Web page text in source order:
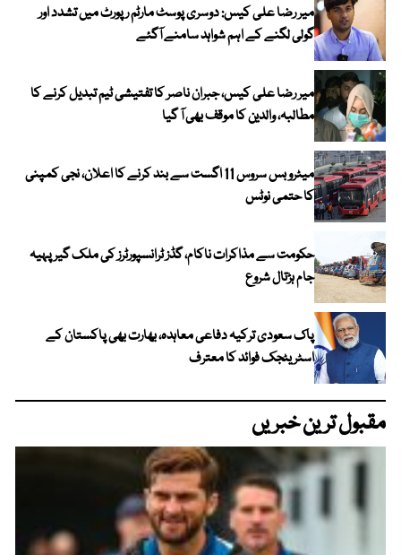
میر رضا علی کیس: دوسری پوسٹ مارٹم رپورٹ میں تشدد اور
گولی لگنے کے اہم شواہد سامنے آگئے
میر رضا علی کیس، جبران ناصر کا تفتیشی ٹیم تبدیل کرنے کا
مطالبہ، والدین کا موقف بھی آ گیا
میٹرو بس سروس 11 اگست سے بند کرنے کا اعلان، نجی کمپنی
کا حتمی نوٹس
حکومت سے مذاکرات ناکام، گڈز ٹرانسپورٹرز کی ملک گیر پہیہ
جام ہڑتال شروع
پاک سعودی ترکیہ دفاعی معاہدہ، بھارت بھی پاکستان کے
اسٹریٹجک فوائد کا معترف
مقبول ترین خبریں